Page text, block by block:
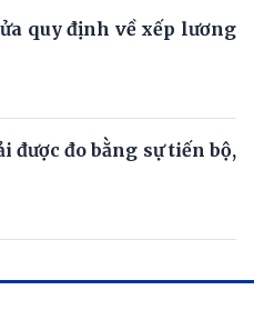
quy định về xếp lương
được đo bằng sự tiến bộ,